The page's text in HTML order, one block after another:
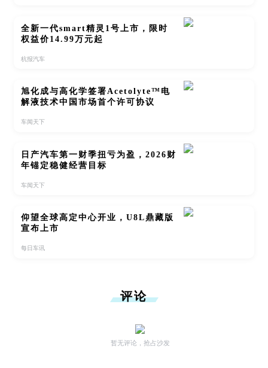
全新一代smart精灵1号上市，限时
权益价14.99万元起
杭报汽车
旭化成与高化学签署Acetolyte™电
解液技术中国市场首个许可协议
车闻天下
日产汽车第一财季扭亏为盈，2026财
年锚定稳健经营目标
车闻天下
仰望全球高定中心开业，U8L鼎藏版
宣布上市
每日车讯
评论
暂无评论，抢占沙发